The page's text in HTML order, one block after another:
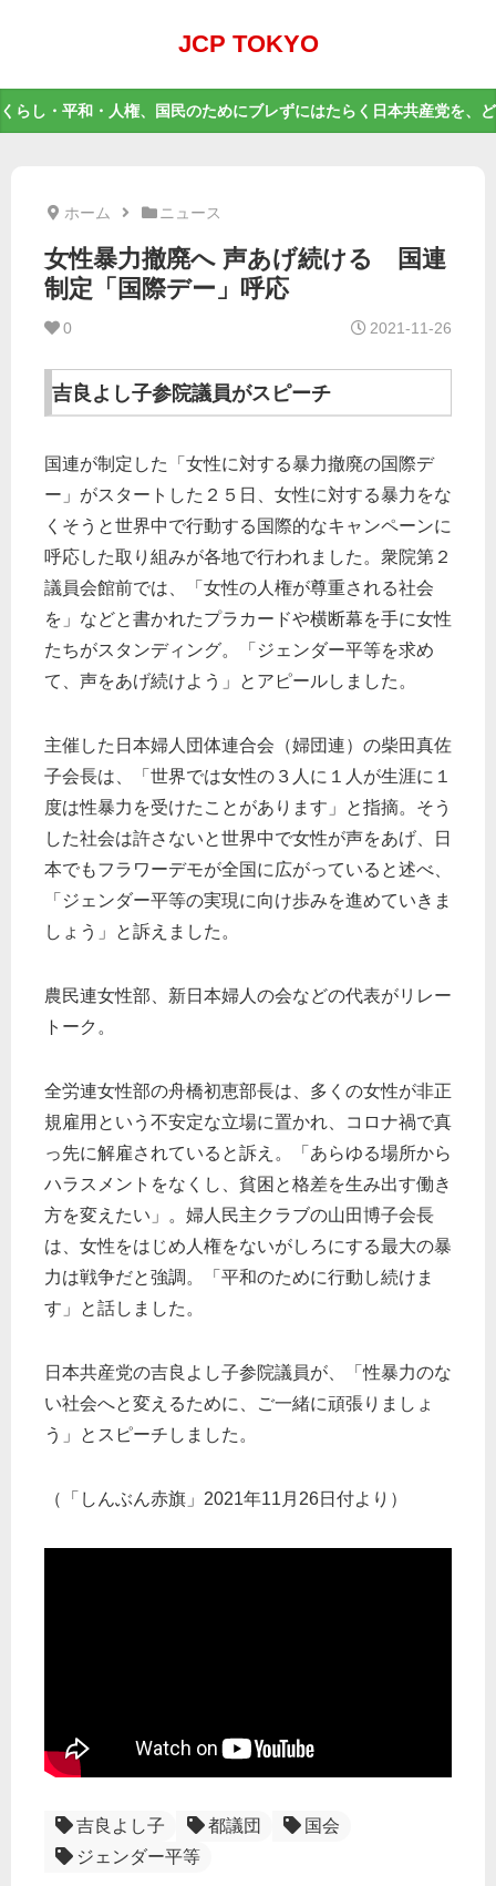
JCP TOKYO
くらし・平和・人権、国民のためにブレずにはたらく日本共産党を、
ホーム ニュース
女性暴力撤廃へ 声あげ続ける 国連
制定「国際デー」呼応
0 2021-11-26
吉良よし子参院議員がスピーチ
国連が制定した「女性に対する暴力撤廃の国際デ
ー」がスタートした２５日、女性に対する暴力をな
くそうと世界中で行動する国際的なキャンペーンに
呼応した取り組みが各地で行われました。衆院第２
議員会館前では、「女性の人権が尊重される社会
を」などと書かれたプラカードや横断幕を手に女性
たちがスタンディング。「ジェンダー平等を求め
て、声をあげ続けよう」とアピールしました。
主催した日本婦人団体連合会（婦団連）の柴田真佐
子会長は、「世界では女性の３人に１人が生涯に１
度は性暴力を受けたことがあります」と指摘。そう
した社会は許さないと世界中で女性が声をあげ、日
本でもフラワーデモが全国に広がっていると述べ、
「ジェンダー平等の実現に向け歩みを進めていきま
しょう」と訴えました。
農民連女性部、新日本婦人の会などの代表がリレー
トーク。
全労連女性部の舟橋初恵部長は、多くの女性が非正
規雇用という不安定な立場に置かれ、コロナ禍で真
っ先に解雇されていると訴え。「あらゆる場所から
ハラスメントをなくし、貧困と格差を生み出す働き
方を変えたい」。婦人民主クラブの山田博子会長
は、女性をはじめ人権をないがしろにする最大の暴
力は戦争だと強調。「平和のために行動し続けま
す」と話しました。
日本共産党の吉良よし子参院議員が、「性暴力のな
い社会へと変えるために、ご一緒に頑張りましょ
う」とスピーチしました。
（「しんぶん赤旗」2021年11月26日付より）
吉良よし子 都議団
国会
ジェンダー平等